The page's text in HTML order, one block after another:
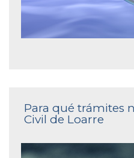
Para qué trámites
Civil de Loarre